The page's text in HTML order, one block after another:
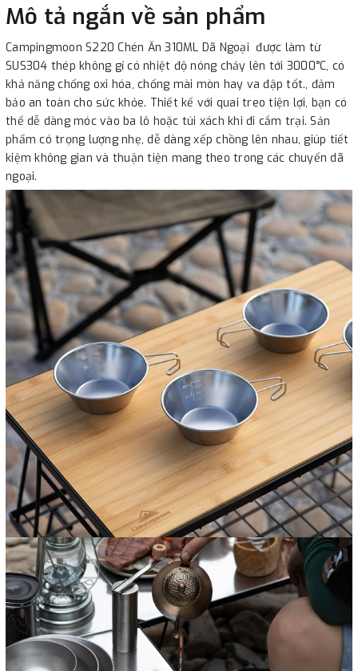
Mô tả ngắn về sản phẩm
Campingmoon S220 Chén Ăn 310ML Dã Ngoại được làm từ
SUS304 thép không gỉ có nhiệt độ nóng chảy lên tới 3000°C, có
khả năng chống oxi hóa, chống mài mòn hay va đập tốt., đảm
bảo an toàn cho sức khỏe. Thiết kế với quai treo tiện lợi, bạn có
thể dễ dàng móc vào ba lô hoặc túi xách khi đi cắm trại. Sản
phẩm có trọng lượng nhẹ, dễ dàng xếp chồng lên nhau, giúp tiết
kiệm không gian và thuận tiện mang theo trong các chuyến dã
ngoại.